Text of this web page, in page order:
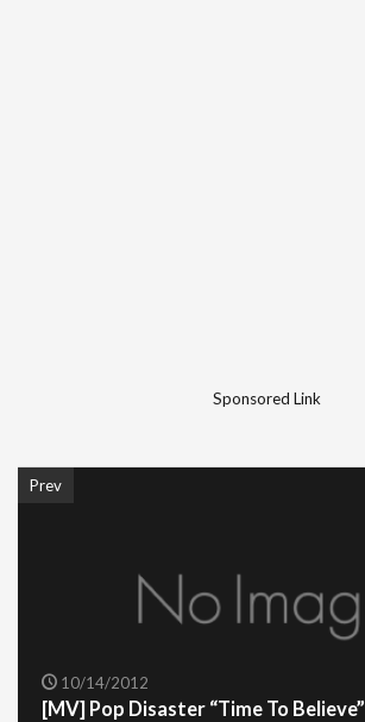
Sponsored Link
Prev
10/14/2012
[MV] Pop Disaster “Time To Believe”